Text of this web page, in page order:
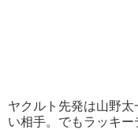
ヤクルト先発は山野
い相手。でもラッキ